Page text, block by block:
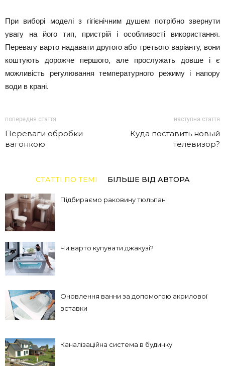
При виборі моделі з гігієнічним душем потрібно звернути
увагу на його тип, пристрій і особливості використання.
Перевагу варто надавати другого або третього варіанту, вони
коштують дорожче першого, але прослужать довше і є
можливість регулювання температурного режиму і напору
води в крані.
попередня стаття
Переваги обробки
вагонкою
наступна стаття
Куда поставить новый
телевизор?
СТАТТІ ПО ТЕМІ БІЛЬШЕ ВІД АВТОРА
Підбираємо раковину тюльпан
Чи варто купувати джакузі?
Оновлення ванни за допомогою акрилової
вставки
Каналізаційна система в будинку